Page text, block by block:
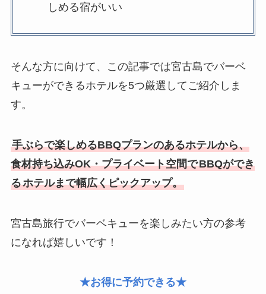
しめる宿がいい
そんな方に向けて、この記事では宮古島でバーベ
キューができるホテルを5つ厳選してご紹介しま
す。
手ぶらで楽しめるBBQプランのあるホテルから、
食材持ち込みOK・プライベート空間でBBQができ
るホテルまで幅広くピックアップ。
宮古島旅行でバーベキューを楽しみたい方の参考
になれば嬉しいです！
★お得に予約できる★